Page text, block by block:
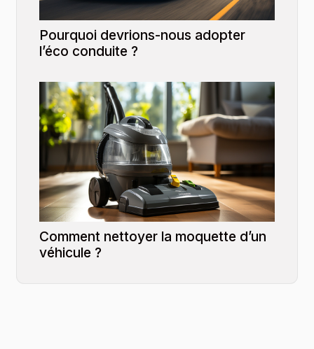
Pourquoi devrions-nous adopter
l’éco conduite ?
Comment nettoyer la moquette d’un
véhicule ?